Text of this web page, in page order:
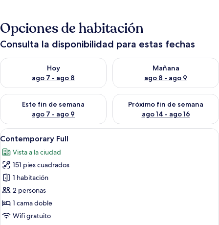
Opciones de habitación
Consulta la disponibilidad para estas fechas
Hoy
ago 7 - ago 8
Consulta la disponibilidad para hoy ago 7 - ago 8
Mañana
ago 8 - ago 9
Consulta la disponibilidad
Este fin de semana
ago 7 - ago 9
Consulta la disponibilidad para este fin de semana ago 7 -
Próximo fin de semana
ago 14 - ago 16
Consulta la disponibilidad
Abrir
todas
las
fotos
de
Contemporary
Full
Una habitación de hotel con una
4
Contemporary Full
Vista a la ciudad
151 pies cuadrados
1 habitación
2 personas
1 cama doble
Wifi gratuito